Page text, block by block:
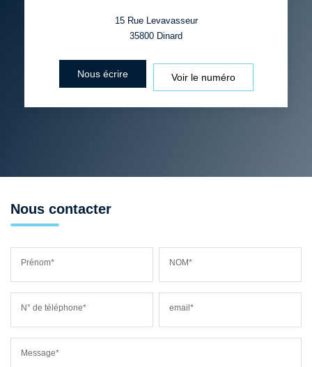
15 Rue Levavasseur
35800 Dinard
Nous écrire Voir le numéro
Nous contacter
Prénom* NOM*
N° de téléphone* email*
Message*